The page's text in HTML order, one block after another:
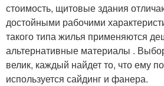
Бюджетный дом
Дом из газобетона
стоимость, щитовые здания
достойными рабочими
такого типа жилья применяются
альтернативные материалы .
велик, каждый найдет то, что ему
используется сайдинг и фанера.